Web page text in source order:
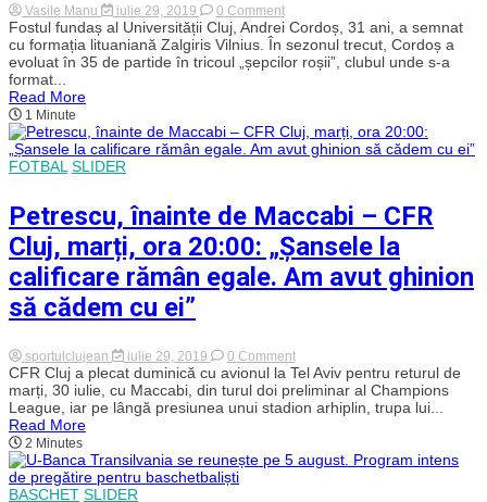
Vasile Manu iulie 29, 2019 0 Commenton
De
la
„U”
Cluj
din
Lituania.
Andrei
cu
Zalgiris
Vilnius
Fostul fundaș al Universității Cluj, Andrei Cordoș, 31 ani, a semnat
cu formația lituaniană Zalgiris Vilnius. În sezonul trecut, Cordoș a
evoluat în 35 de partide în tricoul „șepcilor roșii”, clubul unde s-a
format...
Read More
1 Minute
FOTBAL SLIDER
Petrescu, înainte de Maccabi – CFR
Cluj, marți, ora 20:00: „Șansele la
calificare rămân egale. Am avut ghinion
să cădem cu ei”
sportulclujean iulie 29, 2019 0 Commenton
Petrescu,
înainte
de
Maccabi
Cluj,
CFR Cluj a plecat duminică cu avionul la Tel Aviv pentru returul de
marți, 30 iulie, cu Maccabi, din turul doi preliminar al Champions
League, iar pe lângă presiunea unui stadion arhiplin, trupa lui...
Read More
2 Minutes
BASCHET SLIDER